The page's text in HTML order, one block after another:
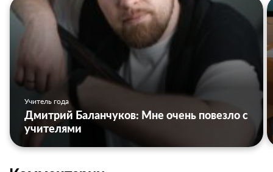
Учитель года
Дмитрий Баланчуков: Мне очень повезло с
учителями